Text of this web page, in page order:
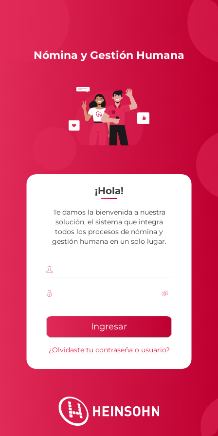
Nómina y Gestión Humana
¡Hola!
Te damos la bienvenida a nuestra
solución, el sistema que integra
todos los procesos de nómina y
gestión humana en un solo lugar.
¿Olvidaste tu contraseña o usuario?